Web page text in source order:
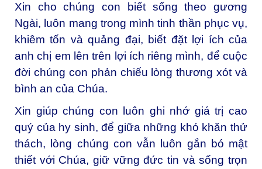
Xin cho chúng con biết sống theo gương
Ngài, luôn mang trong mình tinh thần phục vụ,
khiêm tốn và quảng đại, biết đặt lợi ích của
anh chị em lên trên lợi ích riêng mình, để cuộc
đời chúng con phản chiếu lòng thương xót và
bình an của Chúa.
Xin giúp chúng con luôn ghi nhớ giá trị cao
quý của hy sinh, để giữa những khó khăn thử
thách, lòng chúng con vẫn luôn gắn bó mật
thiết với Chúa, giữ vững đức tin và sống trọn